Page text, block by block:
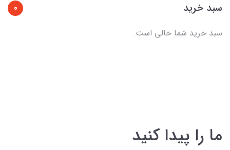
سبد خرید
0
سبد خرید شما خالی است.
ما را پیدا کنید